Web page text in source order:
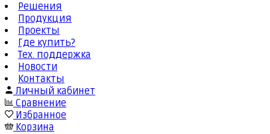
Решения
Продукция
Проекты
Где купить?
Тех. поддержка
Новости
Контакты
Личный кабинет
Сравнение
Избранное
Корзина